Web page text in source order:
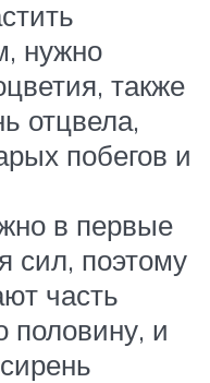
нужно
также
отцвела,
побегов и
в первые
сил, поэтому
часть
половину, и